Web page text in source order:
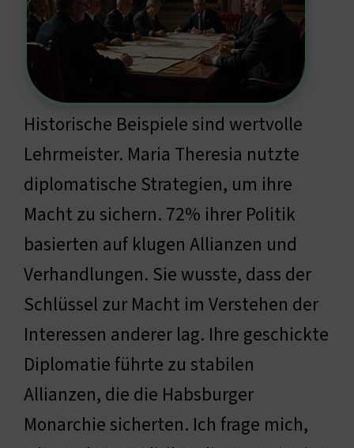
Historische Beispiele sind wertvolle
Lehrmeister. Maria Theresia nutzte
diplomatische Strategien, um ihre
Macht zu sichern. 72% ihrer Politik
basierten auf klugen Allianzen und
Verhandlungen. Sie wusste, dass der
Schlüssel zur Macht im Verstehen der
Interessen anderer lag. Ihre geschickte
Diplomatie führte zu stabilen
Allianzen, die die Habsburger
Monarchie sicherten. Ich frage mich,